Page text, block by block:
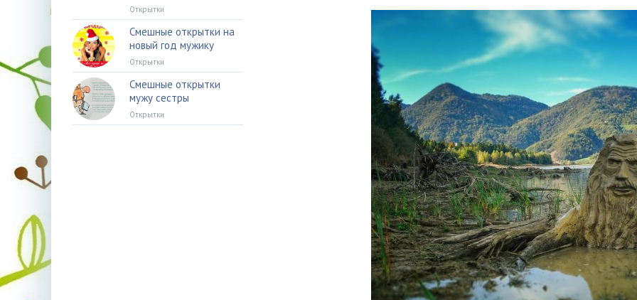
Открытки
Смешные открытки на
новый год мужику
Открытки
Смешные открытки
мужу сестры
Открытки